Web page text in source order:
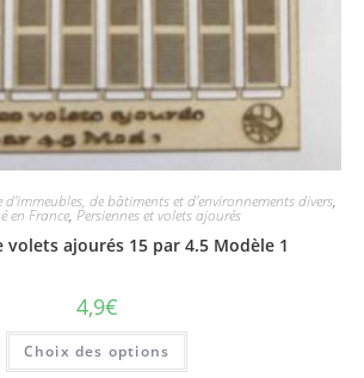
de bâtiments et d'environnements divers,
en France, Persiennes et volets ajourés
volets ajourés 15 par 4.5 Modèle 1
4,9€
Choix des options